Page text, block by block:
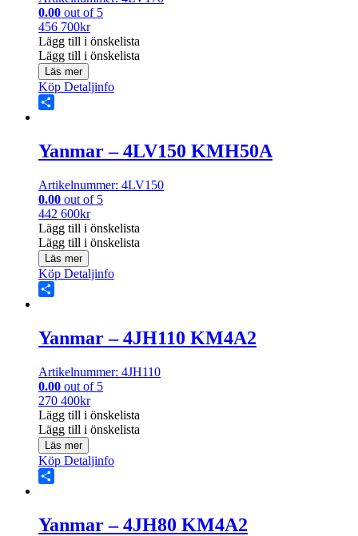
0.00 out of 5
456 700kr
Lägg till i önskelista
Lägg till i önskelista
Läs mer
Köp Detaljinfo
Yanmar – 4LV150 KMH50A
Artikelnummer: 4LV150
0.00 out of 5
442 600kr
Lägg till i önskelista
Lägg till i önskelista
Läs mer
Köp Detaljinfo
Yanmar – 4JH110 KM4A2
Artikelnummer: 4JH110
0.00 out of 5
270 400kr
Lägg till i önskelista
Lägg till i önskelista
Läs mer
Köp Detaljinfo
Yanmar – 4JH80 KM4A2